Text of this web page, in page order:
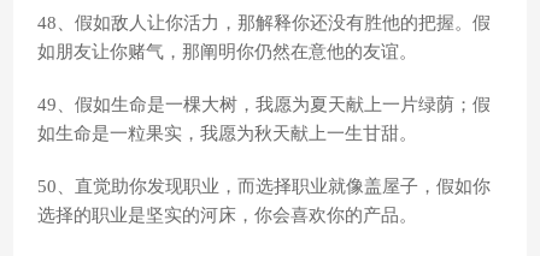
48、假如敌人让你活力，那解释你还没有胜他的把握。假
如朋友让你赌气，那阐明你仍然在意他的友谊。
49、假如生命是一棵大树，我愿为夏天献上一片绿荫；假
如生命是一粒果实，我愿为秋天献上一生甘甜。
50、直觉助你发现职业，而选择职业就像盖屋子，假如你
选择的职业是坚实的河床，你会喜欢你的产品。